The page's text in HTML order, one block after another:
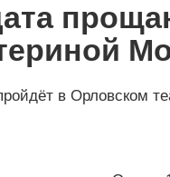
в Орловском